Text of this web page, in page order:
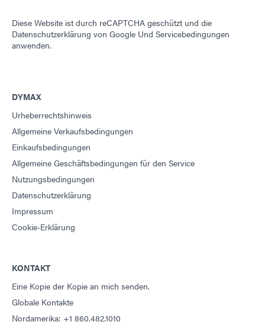
Diese Website ist durch reCAPTCHA geschützt und die
Datenschutzerklärung von Google Und Servicebedingungen
anwenden.
DYMAX
Urheberrechtshinweis
Allgemeine Verkaufsbedingungen
Einkaufsbedingungen
Allgemeine Geschäftsbedingungen für den Service
Nutzungsbedingungen
Datenschutzerklärung
Impressum
Cookie-Erklärung
KONTAKT
Eine Kopie der Kopie an mich senden.
Globale Kontakte
Nordamerika: +1 860.482.1010